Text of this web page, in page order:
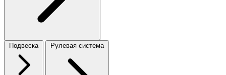
Подвеска Рулевая система